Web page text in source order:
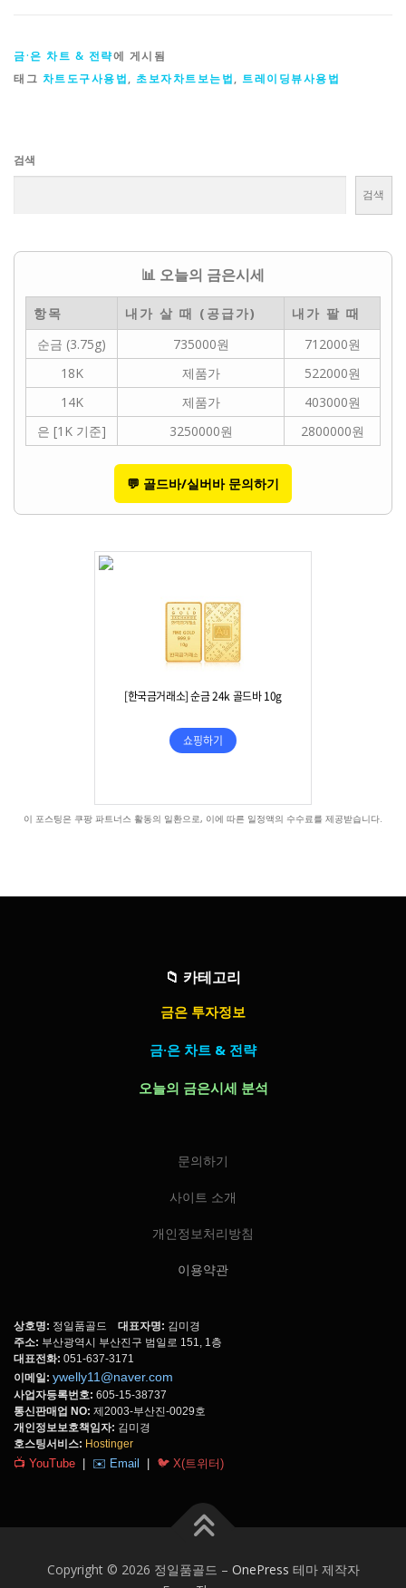
금·은 차트 & 전략에 게시됨
태그 차트도구사용법, 초보자차트보는법, 트레이딩뷰사용법
검색
검색
📊 오늘의 금은시세
항목 내가 살 때 (공급가)
내가 팔 때
순금 (3.75g)
735000원
712000원
18K
제품가
522000원
14K
제품가
403000원
은 [1K 기준]
3250000원 2800000원
💬 골드바/실버바 문의하기
이 포스팅은 쿠팡 파트너스 활동의 일환으로, 이에 따른 일정액의 수수료를 제공받습니다.
📁 카테고리
금은 투자정보
금·은 차트 & 전략
오늘의 금은시세 분석
문의하기
사이트 소개
개인정보처리방침
이용약관
상호명: 정일품골드 대표자명: 김미경
주소: 부산광역시 부산진구 범일로 151, 1층
대표전화: 051-637-3171
이메일: ywelly11@naver.com
사업자등록번호: 605-15-38737
통신판매업 NO: 제2003-부산진-0029호
개인정보보호책임자: 김미경
호스팅서비스: Hostinger
📺 YouTube ✉️ Email 🐦 X(트위터)
Copyright © 2026 정일품골드 – OnePress 테마 제작자